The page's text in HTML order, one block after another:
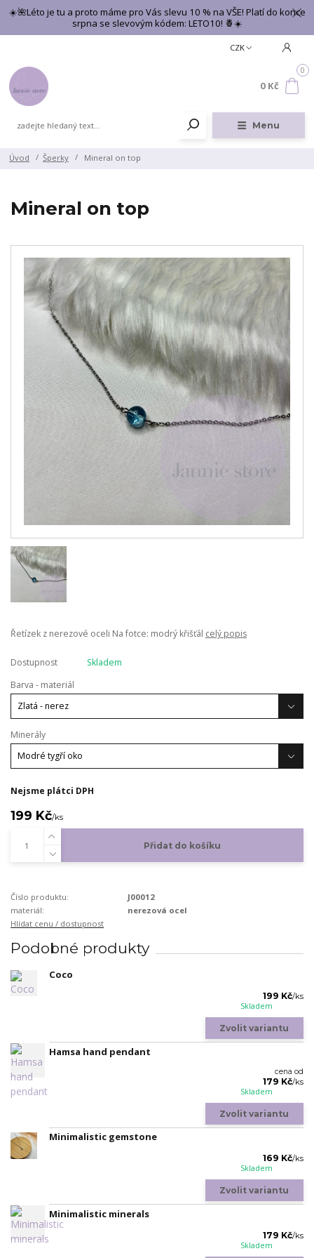
☀️🌺Léto je tu a proto máme pro Vás slevu 10 % na VŠE! Platí do konce
srpna se slevovým kódem: LETO10! 🍍☀️
Menu
CZK
0
0 Kč
Úvod Šperky Mineral on top
Mineral on top
Řetízek z nerezové oceli Na fotce: modrý křišťál celý popis
Dostupnost
Skladem
Barva - materiál
Minerály
Nejsme plátci DPH
199 Kč/ks
Přidat do košíku
Číslo produktu:
J00012
materiál:
nerezová ocel
Hlídat cenu / dostupnost
Podobné produkty
Coco
199 Kč/ks
Skladem
Zvolit variantu
Hamsa hand pendant
cena od
179 Kč/ks
Skladem
Zvolit variantu
Minimalistic gemstone
169 Kč/ks
Skladem
Zvolit variantu
Minimalistic minerals
179 Kč/ks
Skladem